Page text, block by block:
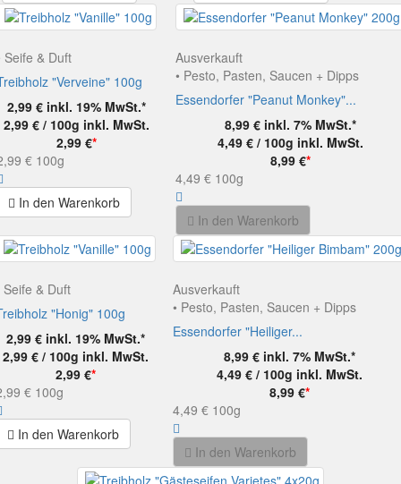
Seife & Duft
"Verveine" 100g
2,99 € inkl. 19% MwSt.*
2,99 € / 100g inkl. MwSt.
2,99 €*
€ 100g
In den Warenkorb
Ausverkauft
• Pesto, Pasten, Saucen + Dipps
Essendorfer "Peanut Monkey"...
8,99 € inkl. 7% MwSt.*
4,49 € / 100g inkl. MwSt.
8,99 €*
4,49 € 100g
In den Warenkorb
Seife & Duft
"Honig" 100g
2,99 € inkl. 19% MwSt.*
2,99 € / 100g inkl. MwSt.
2,99 €*
€ 100g
In den Warenkorb
Ausverkauft
• Pesto, Pasten, Saucen + Dipps
Essendorfer "Heiliger...
8,99 € inkl. 7% MwSt.*
4,49 € / 100g inkl. MwSt.
8,99 €*
4,49 € 100g
In den Warenkorb